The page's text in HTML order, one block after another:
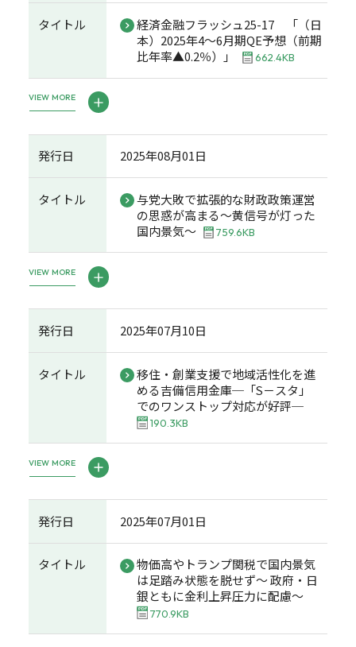
タイトル
経済金融フラッシュ25-17 「（日
本）2025年4～6月期QE予想（前期
比年率▲0.2％）」
662.4KB
VIEW MORE
発行日 2025年08月01日
タイトル
与党大敗で拡張的な財政政策運営
の思惑が高まる～黄信号が灯った
国内景気～
759.6KB
VIEW MORE
発行日 2025年07月10日
タイトル
移住・創業支援で地域活性化を進
める吉備信用金庫─「S－スタ」
でのワンストップ対応が好評─
190.3KB
VIEW MORE
発行日 2025年07月01日
タイトル
物価高やトランプ関税で国内景気
は足踏み状態を脱せず～ 政府・日
銀ともに金利上昇圧力に配慮～
770.9KB